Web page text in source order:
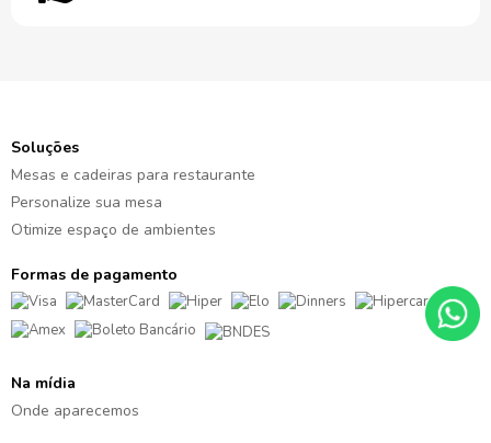
Soluções
Mesas e cadeiras para restaurante
Personalize sua mesa
Otimize espaço de ambientes
Formas de pagamento
Na mídia
Onde aparecemos